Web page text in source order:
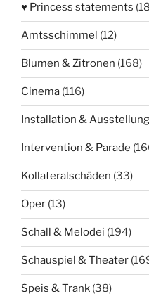
♥ Princess statements
Amtsschimmel (12)
Blumen & Zitronen (168)
Cinema (116)
Installation & Ausstellung
Intervention & Parade
Kollateralschäden (33)
Oper (13)
Schall & Melodei (194)
Schauspiel & Theater
Speis & Trank (38)